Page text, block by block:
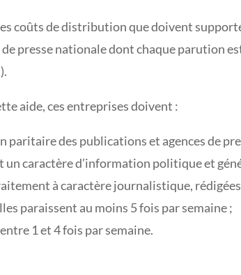
coûts de distribution que doivent
presse nationale dont chaque parution
aide, ces entreprises doivent :
paritaire des publications et agences de
caractère d’information politique et
à caractère journalistique,
paraissent au moins 5 fois par semaine ;
1 et 4 fois par semaine.